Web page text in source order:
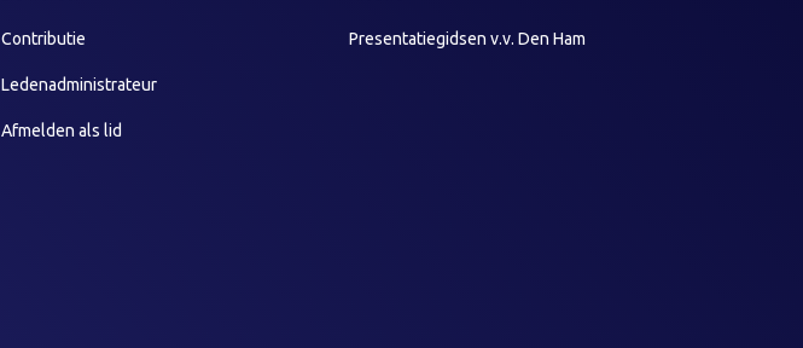
Contributie
Ledenadministrateur
Afmelden als lid
Presentatiegidsen v.v. Den Ham